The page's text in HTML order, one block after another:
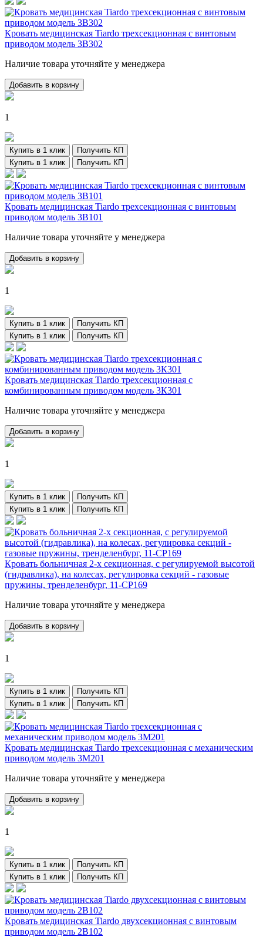
Кровать медицинская Tiardo трехсекционная с винтовым
приводом модель 3B302
Наличие товара уточняйте у менеджера
Добавить в корзину
1
Купить в 1 клик
Получить КП
Купить в 1 клик
Получить КП
Кровать медицинская Tiardo трехсекционная с винтовым
приводом модель 3В101
Наличие товара уточняйте у менеджера
Добавить в корзину
1
Купить в 1 клик
Получить КП
Купить в 1 клик
Получить КП
Кровать медицинская Tiardo трехсекционная с
комбинированным приводом модель 3К301
Наличие товара уточняйте у менеджера
Добавить в корзину
1
Купить в 1 клик
Получить КП
Купить в 1 клик
Получить КП
Кровать больничная 2-х секционная, с регулируемой высотой
(гидравлика), на колесах, регулировка секций - газовые
пружины, тренделенбург, 11-CP169
Наличие товара уточняйте у менеджера
Добавить в корзину
1
Купить в 1 клик
Получить КП
Купить в 1 клик
Получить КП
Кровать медицинская Tiardo трехсекционная с механическим
приводом модель 3М201
Наличие товара уточняйте у менеджера
Добавить в корзину
1
Купить в 1 клик
Получить КП
Купить в 1 клик
Получить КП
Кровать медицинская Tiardo двухсекционная с винтовым
приводом модель 2B102